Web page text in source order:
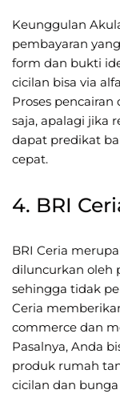
Keunggulan
pembayaran
form dan bukti
cicilan bisa via
Proses
saja, apalagi jika
dapat predikat
cepat.
4. BRI
BRI Ceria
diluncurkan oleh
sehingga tidak
Ceria
commerce dan
Pasalnya, Anda
produk rumah
cicilan dan